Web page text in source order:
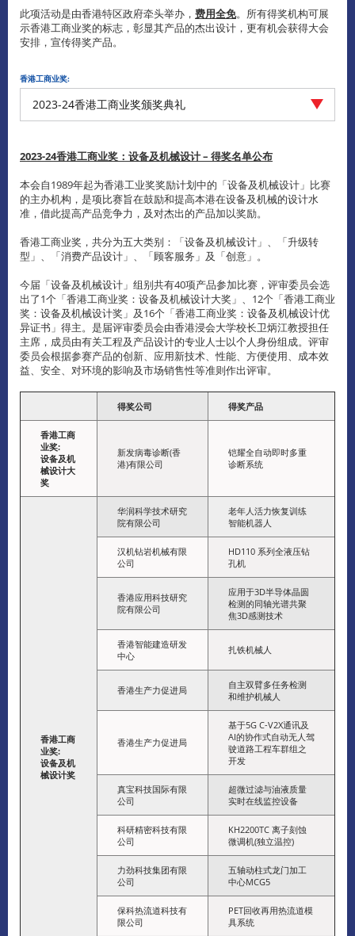
此项活动是由香港特区政府牵头举办， 费用全免。所有得奖机构可展
示香港工商业奖的标志，彰显其产品的杰出设计，更有机会获得大会
安排，宣传得奖产品。
香港工商业奖:
2023-24香港工商业奖颁奖典礼
2023-24香港工商业奖：设备及机械设计 – 得奖名单公布
本会自1989年起为香港工业奖奖励计划中的「设备及机械设计」比赛
的主办机构，是项比赛旨在鼓励和提高本港在设备及机械的设计水
准，借此提高产品竞争力，及对杰出的产品加以奖励。
香港工商业奖，共分为五大类别：「设备及机械设计」、「升级转
型」、「消费产品设计」、「顾客服务」及「创意」。
今届「设备及机械设计」组别共有40项产品参加比赛，评审委员会选
出了1个「香港工商业奖：设备及机械设计大奖」、12个「香港工商业
奖：设备及机械设计奖」及16个「香港工商业奖：设备及机械设计优
异证书」得主。是届评审委员会由香港浸会大学校长卫炳江教授担任
主席，成员由有关工程及产品设计的专业人士以个人身份组成。评审
委员会根据参赛产品的创新、应用新技术、性能、方便使用、成本效
益、安全、对环境的影响及市场销售性等准则作出评审。
得奖公司 得奖产品
香港工商
业奖:
设备及机
械设计大
奖
新发病毒诊断(香
港)有限公司
铠耀全自动即时多重
诊断系统
香港工商
业奖:
设备及机
械设计奖
华润科学技术研究
院有限公司
老年人活力恢复训练
智能机器人
汉机钻岩机械有限
公司
HD110 系列全液压钻
孔机
香港应用科技研究
院有限公司
应用于3D半导体晶圆
检测的同轴光谱共聚
焦3D感测技术
香港智能建造研发
中心
扎铁机械人
香港生产力促进局
自主双臂多任务检测
和维护机械人
香港生产力促进局
基于5G C-V2X通讯及
AI的协作式自动无人驾
驶道路工程车群组之
开发
真宝科技国际有限
公司
超微过滤与油液质量
实时在线监控设备
科研精密科技有限
公司
KH2200TC 离子刻蚀
微调机(独立温控)
力劲科技集团有限
公司
五轴动柱式龙门加工
中心MCG5
保科热流道科技有
限公司
PET回收再用热流道模
具系统